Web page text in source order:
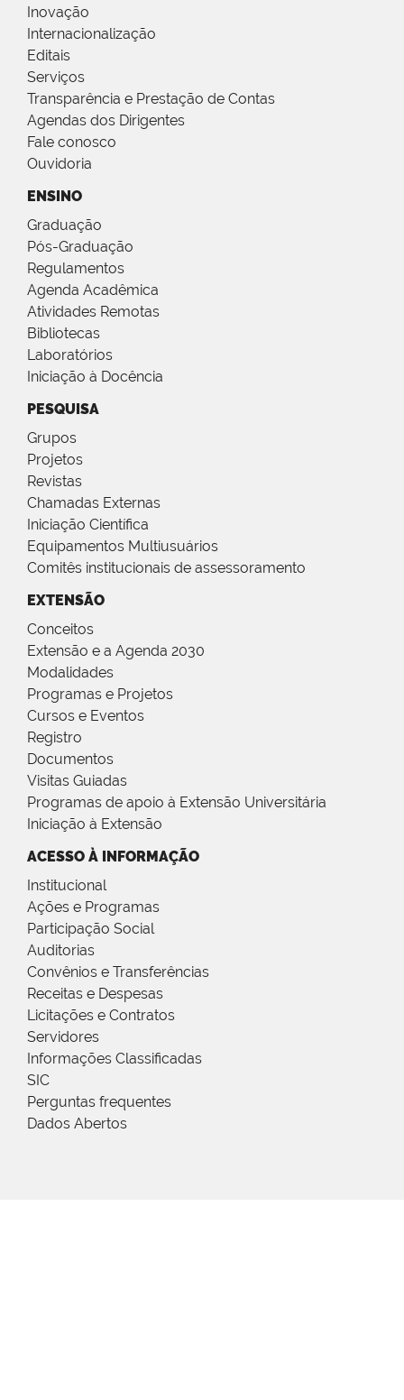
Inovação
Internacionalização
Editais
Serviços
Transparência e Prestação de Contas
Agendas dos Dirigentes
Fale conosco
Ouvidoria
ENSINO
Graduação
Pós-Graduação
Regulamentos
Agenda Acadêmica
Atividades Remotas
Bibliotecas
Laboratórios
Iniciação à Docência
PESQUISA
Grupos
Projetos
Revistas
Chamadas Externas
Iniciação Científica
Equipamentos Multiusuários
Comitês institucionais de assessoramento
EXTENSÃO
Conceitos
Extensão e a Agenda 2030
Modalidades
Programas e Projetos
Cursos e Eventos
Registro
Documentos
Visitas Guiadas
Programas de apoio à Extensão Universitária
Iniciação à Extensão
ACESSO À INFORMAÇÃO
Institucional
Ações e Programas
Participação Social
Auditorias
Convênios e Transferências
Receitas e Despesas
Licitações e Contratos
Servidores
Informações Classificadas
SIC
Perguntas frequentes
Dados Abertos